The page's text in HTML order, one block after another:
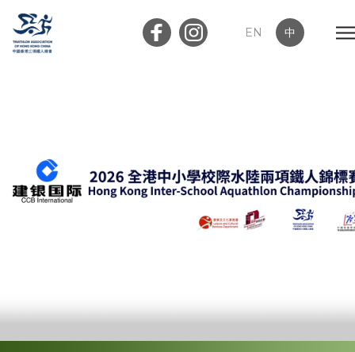
EN 中
首頁
關於我們